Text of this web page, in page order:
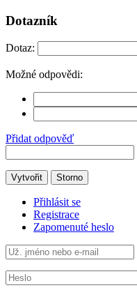
Dotazník
Dotaz:
Možné odpovědi:
Přidat odpověď
Vytvořit Storno
Přihlásit se
Registrace
Zapomenuté heslo